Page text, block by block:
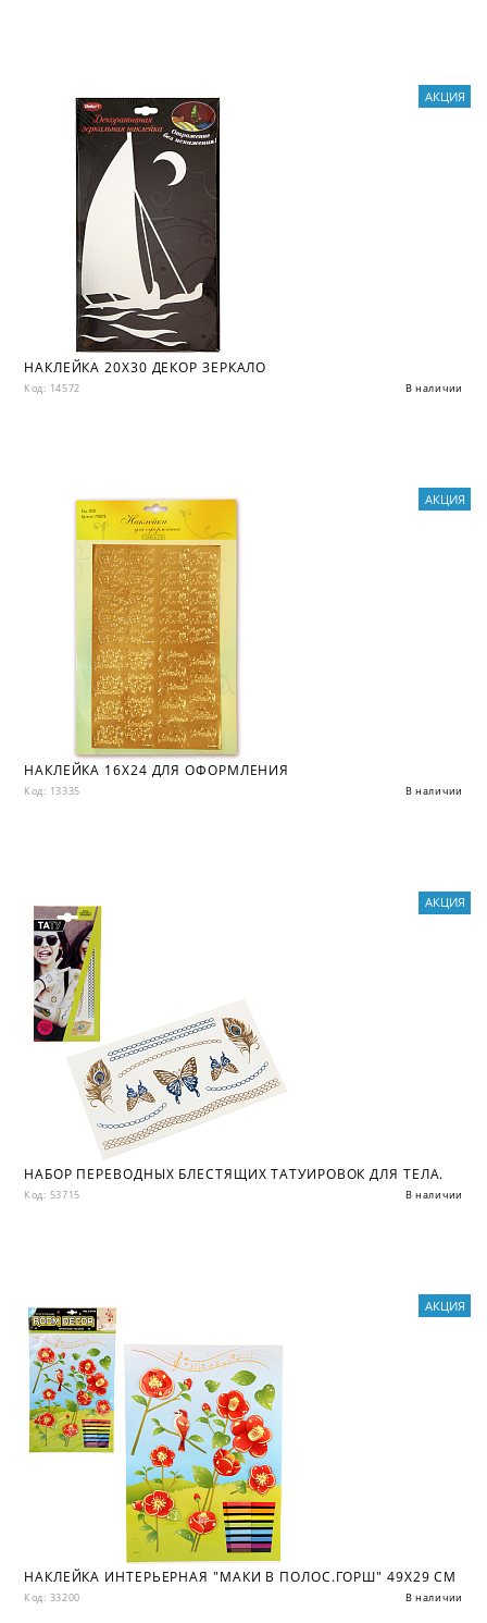
НАКЛЕЙКА 20X30 ДЕКОР ЗЕРКАЛО
Код: 14572 В наличии
АКЦИЯ
НАКЛЕЙКА 16X24 ДЛЯ ОФОРМЛЕНИЯ
Код: 13335 В наличии
АКЦИЯ
НАБОР ПЕРЕВОДНЫХ БЛЕСТЯЩИХ ТАТУИРОВОК ДЛЯ ТЕЛА.
Код: 53715 В наличии
АКЦИЯ
НАКЛЕЙКА ИНТЕРЬЕРНАЯ "МАКИ В ПОЛОС.ГОРШ" 49Х29 СМ
Код: 33200 В наличии
АКЦИЯ